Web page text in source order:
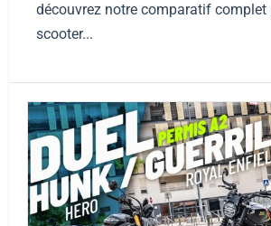
découvrez notre comparatif complet
scooter...